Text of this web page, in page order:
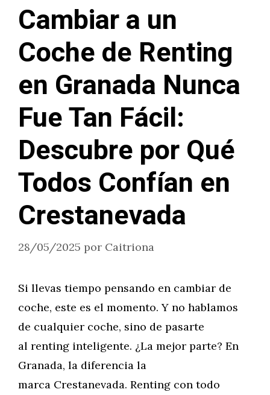
Cambiar a un
Coche de Renting
en Granada Nunca
Fue Tan Fácil:
Descubre por Qué
Todos Confían en
Crestanevada
28/05/2025 por Caitriona
Si llevas tiempo pensando en cambiar de
coche, este es el momento. Y no hablamos
de cualquier coche, sino de pasarte
al renting inteligente. ¿La mejor parte? En
Granada, la diferencia la
marca Crestanevada. Renting con todo